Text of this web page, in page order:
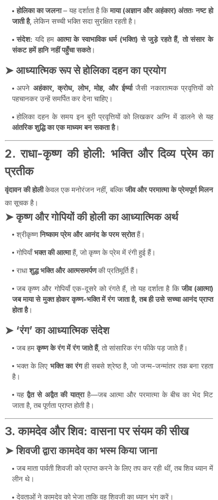
होलिका का जलना– यह दर्शाता है किमाया (अज्ञान और अहंकार) अंततः नष्ट हो
जाती है, लेकिन सच्ची भक्ति सदा सुरक्षित रहती है।
संदेश: यदि हम आत्मा के स्वाभाविक धर्म (भक्ति) से जुड़े रहते हैं, तो संसार के
संकट हमें हानि नहीं पहुँचा सकते।
➤ आध्यात्मिक रूप से होलिका दहन का प्रयोग
अपने अहंकार, क्रोध, लोभ, मोह, और ईर्ष्याजैसी नकारात्मक प्रवृत्तियों को
पहचानकर उन्हें समर्पित कर देना चाहिए।
होलिका दहन के समय इन बुरी प्रवृत्तियों को लिखकर अग्नि में डालने से यह
आंतरिक शुद्धि का एक माध्यम बन सकता है।
2. राधा-कृष्ण की होली: भक्ति और दिव्य प्रेम का
प्रतीक
वृंदावन की होलीकेवल एक मनोरंजन नहीं, बल्किजीव और परमात्मा के प्रेमपूर्ण मिलन
का सूचक है।
➤ कृष्ण और गोपियों की होली का आध्यात्मिक अर्थ
श्रीकृष्णनिष्काम प्रेम और आनंद के परम स्रोतहैं।
गोपियाँभक्त की आत्माहैं, जो कृष्ण के प्रेम में रंगी हुई हैं।
राधाशुद्ध भक्ति और आत्मसमर्पणकी प्रतिमूर्ति हैं।
जब कृष्ण और गोपियाँ एक-दूसरे को रंगते हैं, तो यह दर्शाता है किजीव (आत्मा)
जब माया से मुक्त होकर कृष्ण-भक्ति में रंग जाता है, तब ही उसे सच्चा आनंद प्राप्त
होता है।
➤ ‘रंग’ का आध्यात्मिक संदेश
जब हमकृष्ण के रंग में रंग जाते हैं, तो सांसारिक रंग फीके पड़ जाते हैं।
भक्त के लिएभक्ति का रंगही सबसे श्रेष्ठ है, जो जन्म-जन्मांतर तक बना रहता
है।
यहद्वैत से अद्वैत की यात्राहै—जब आत्मा और परमात्मा के बीच का भेद मिट
जाता है, तब पूर्णता प्राप्त होती है।
3. कामदेव और शिव: वासना पर संयम की सीख
➤ शिवजी द्वारा कामदेव का भस्म किया जाना
जब माता पार्वती शिवजी को प्राप्त करने के लिए तप कर रही थीं, तब शिव ध्यान में
लीन थे।
देवताओं ने कामदेव को भेजा ताकि वह शिवजी का ध्यान भंग करें।